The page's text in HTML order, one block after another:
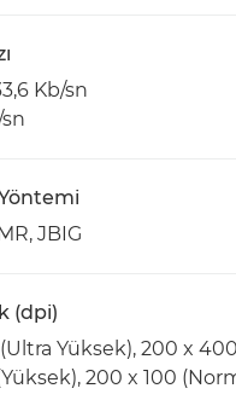
Kb/sn
Yöntemi
JBIG
(dpi)
Yüksek), 200 x
200 x 100